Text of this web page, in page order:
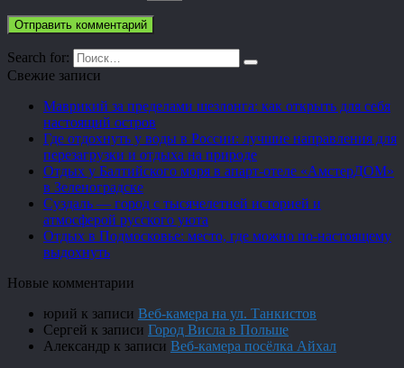
Search for:
Свежие записи
Маврикий за пределами шезлонга: как открыть для себя
настоящий остров
Где отдохнуть у воды в России: лучшие направления для
перезагрузки и отдыха на природе
Отдых у Балтийского моря в апарт-отеле «АмстерДОМ»
в Зеленоградске
Суздаль — город с тысячелетней историей и
атмосферой русского уюта
Отдых в Подмосковье: место, где можно по-настоящему
выдохнуть
Новые комментарии
юрий к записи Веб-камера на ул. Танкистов
Сергей к записи Город Висла в Польше
Александр к записи Веб-камера посёлка Айхал